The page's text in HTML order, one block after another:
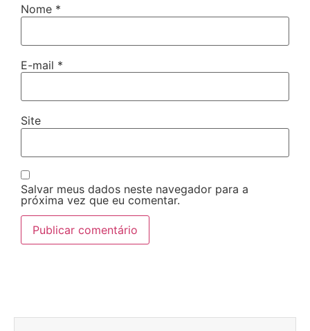
Nome *
E-mail *
Site
Salvar meus dados neste navegador para a
próxima vez que eu comentar.